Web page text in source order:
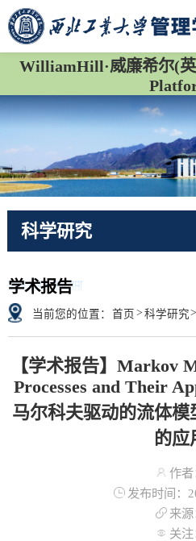
WilliamHill·威廉希尔(
科学研究
学术报告
RESEARCH
当前您的位置： 首页 > 科学研究>
【学术报告】Markov
Processes and Their
马尔科夫驱动的流体
的应
作者
发布时间：
来源
关注